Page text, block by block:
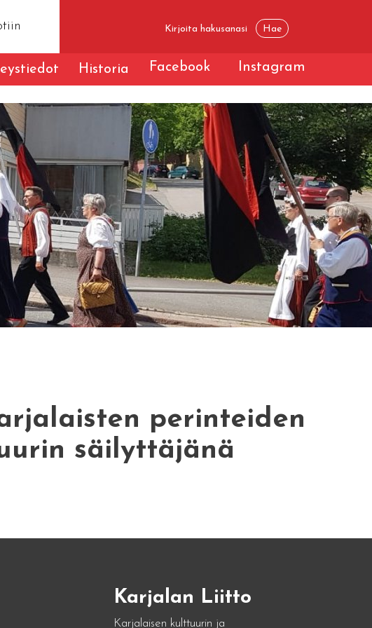
Historia Facebook Instagram
perinteiden
säilyttäjänä
Karjalan Liitto
Karjalaisen kulttuurin ja